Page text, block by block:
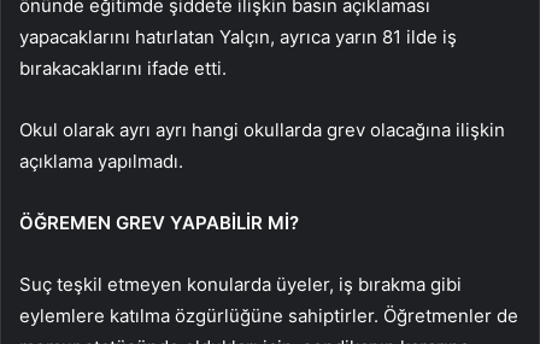
önünde eğitimde şiddete ilişkin basın açıklaması
yapacaklarını hatırlatan Yalçın, ayrıca yarın 81 ilde iş
bırakacaklarını ifade etti.
Okul olarak ayrı ayrı hangi okullarda grev olacağına ilişkin
açıklama yapılmadı.
ÖĞREMEN GREV YAPABİLİR Mİ?
Suç teşkil etmeyen konularda üyeler, iş bırakma gibi
eylemlere katılma özgürlüğüne sahiptirler. Öğretmenler de